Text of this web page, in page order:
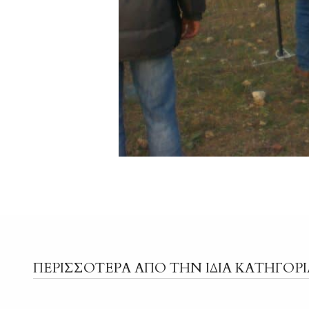
ΠΕΡΙΣΣΟΤΕΡΑ ΑΠΟ ΤΗΝ ΙΔΙΑ